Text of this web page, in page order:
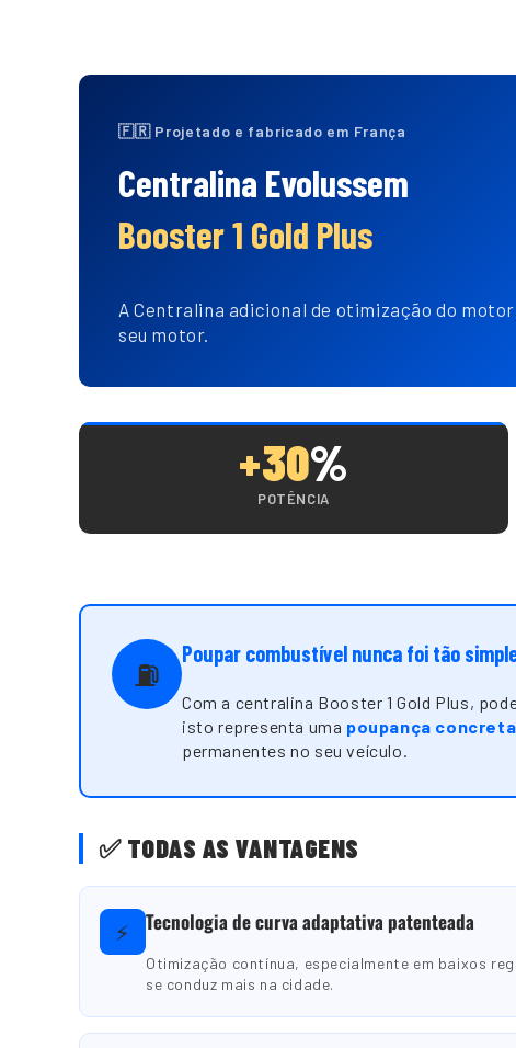
🇫🇷 Projetado e fabricado em França
Centralina Evolussem
Booster 1 Gold Plus
A Centralina adicional de otimização do
seu motor.
+30%
POTÊNCIA
⛽
Poupar combustível nunca foi tão
Com a centralina Booster 1 Gold Plus,
isto representa uma poupança
permanentes no seu veículo.
✅ TODAS AS VANTAGENS
⚡ Tecnologia de curva adaptativa patenteada
Otimização contínua, especialmente em baixos
se conduz mais na cidade.